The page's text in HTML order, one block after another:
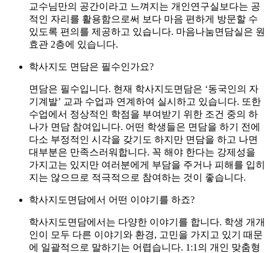
교수님만의 공간이라고 느껴지는 개인연구실보다는 공
적인 자리를 활용함으로써 보다 마음 편하게 방문할 수
있도록 편의를 제공하고 있습니다. 마음나눔면담실은 원
효관 2층에 있습니다.
학사지도 면담은 필수인가요?
면담은 필수입니다. 현재 학사지도면담은 ‘동국인의 자
기계발’ 교과 수업과 연계하여 실시하고 있습니다. 또한
수업에서 정상적인 학점을 부여받기 위한 조건 중의 하
나가 면담 참여입니다. 어떤 학생들은 면담을 하기 전에
다소 부정적인 시각을 갖기도 하지만 면담을 하고 나면
대부분은 만족스러워합니다. 꼭 해야 한다는 강제성을
가지고는 있지만 여러분에게 부담을 주거나 피해를 입히
지는 않으므로 적극적으로 참여하는 것이 좋습니다.
학사지도면담에서 어떤 이야기를 하죠?
학사지도면담에서는 다양한 이야기를 합니다. 학생 개개
인이 모두 다른 이야기와 환경, 고민을 가지고 있기 때문
에 일괄적으로 말하기는 어렵습니다. 1:1의 개인 맞춤형